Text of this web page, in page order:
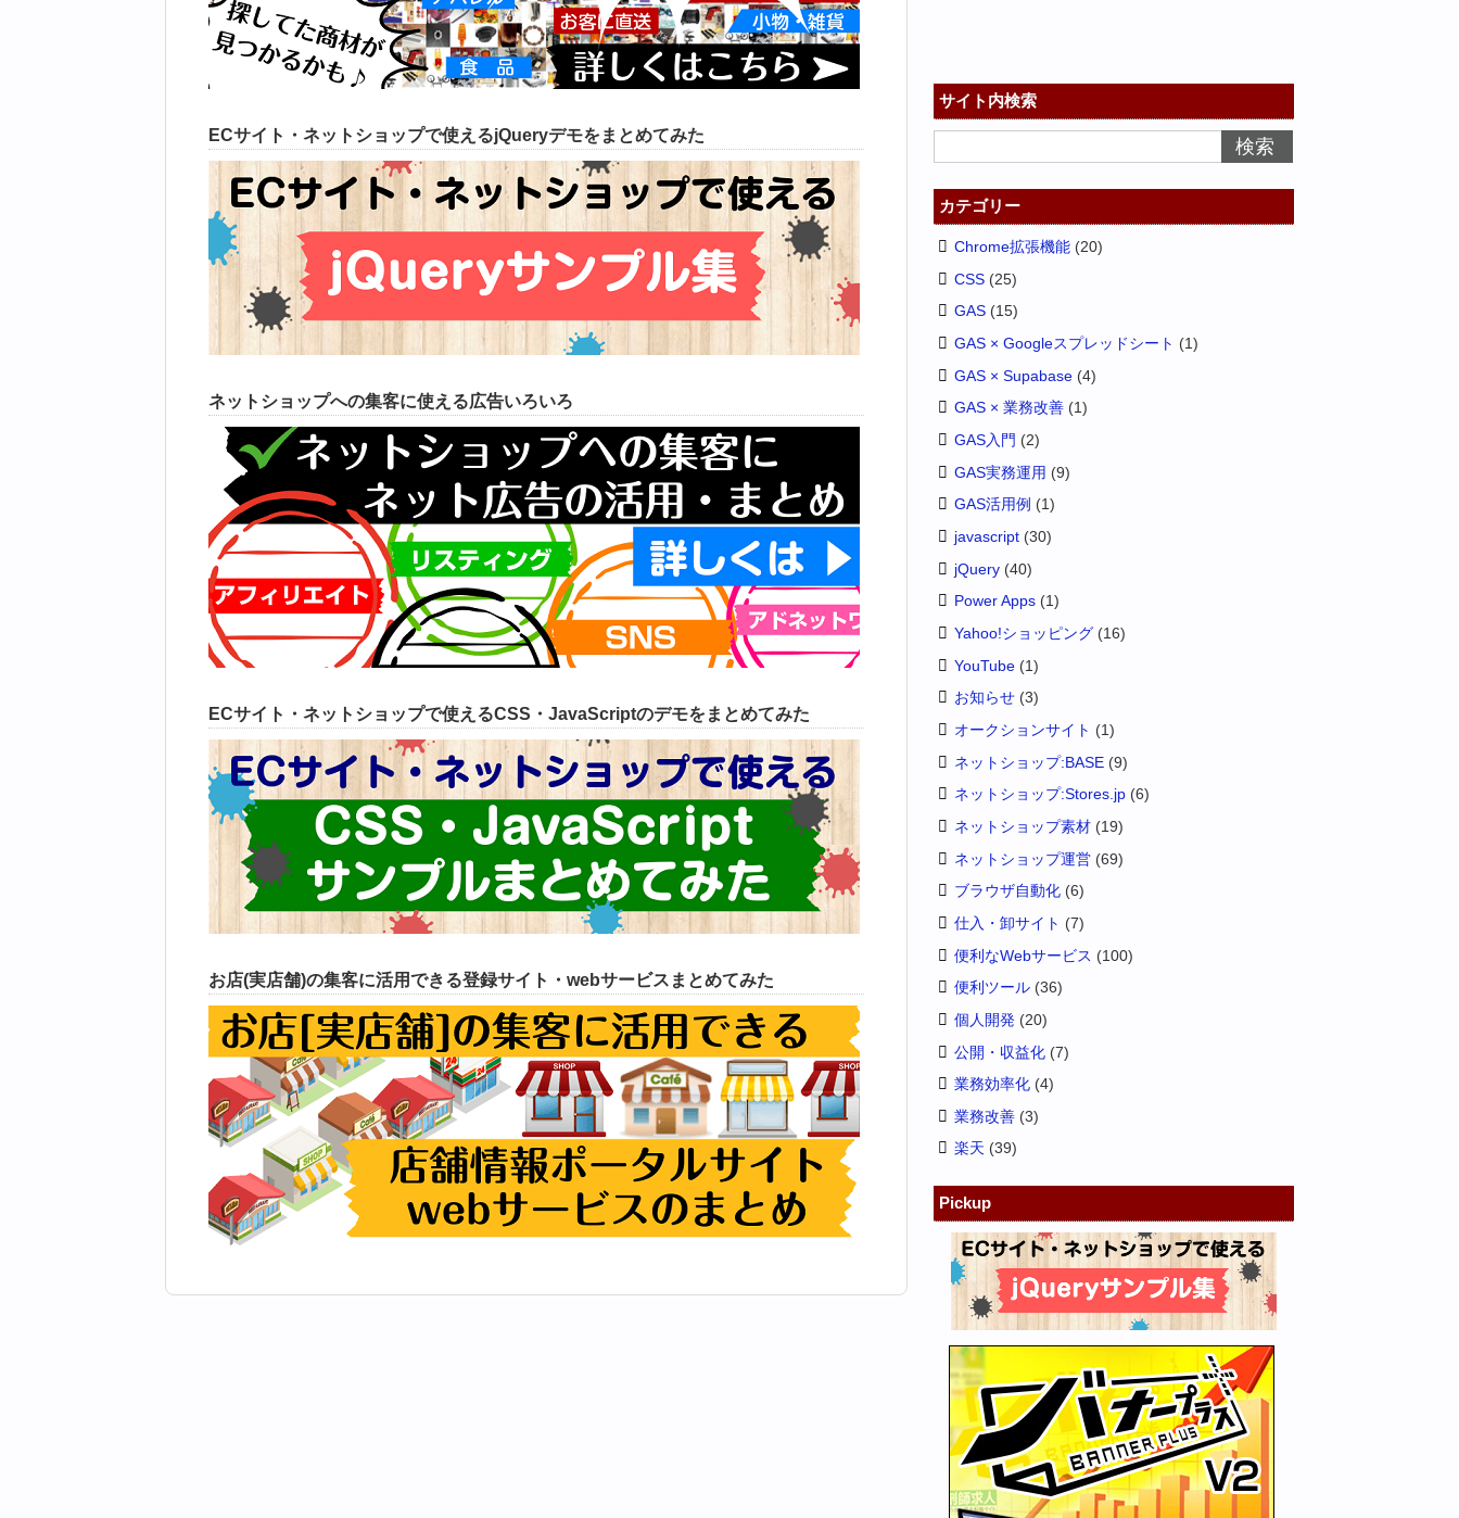
ECサイト・ネットショップで使えるjQueryデモをまとめてみた
ネットショップへの集客に使える広告いろいろ
ECサイト・ネットショップで使えるCSS・JavaScriptのデモをまとめてみた
お店(実店舗)の集客に活用できる登録サイト・webサービスまとめてみた
サイト内検索
カテゴリー
Chrome拡張機能 (20)
CSS (25)
GAS (15)
GAS × Googleスプレッドシート (1)
GAS × Supabase (4)
GAS × 業務改善 (1)
GAS入門 (2)
GAS実務運用 (9)
GAS活用例 (1)
javascript (30)
jQuery (40)
Power Apps (1)
Yahoo!ショッピング (16)
YouTube (1)
お知らせ (3)
オークションサイト (1)
ネットショップ:BASE (9)
ネットショップ:Stores.jp (6)
ネットショップ素材 (19)
ネットショップ運営 (69)
ブラウザ自動化 (6)
仕入・卸サイト (7)
便利なWebサービス (100)
便利ツール (36)
個人開発 (20)
公開・収益化 (7)
業務効率化 (4)
業務改善 (3)
楽天 (39)
Pickup